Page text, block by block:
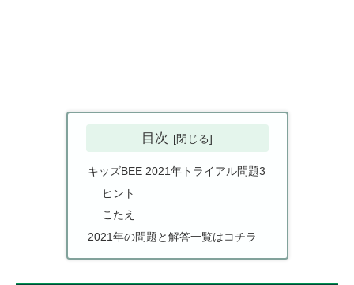
目次
キッズBEE 2021年トライアル問題3
ヒント
こたえ
2021年の問題と解答一覧はコチラ